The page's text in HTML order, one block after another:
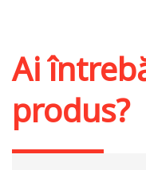
Ai
produs?